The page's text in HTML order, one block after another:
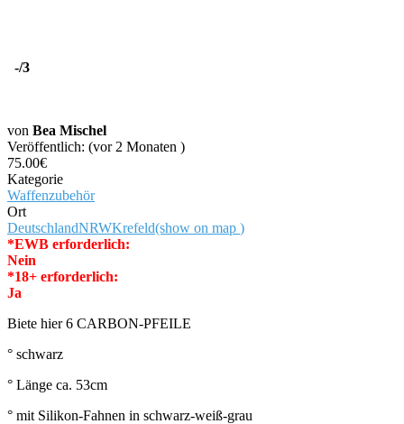
-/3
von Bea Mischel
Veröffentlich: (vor 2 Monaten )
75.00€
Kategorie
Waffenzubehör
Ort
DeutschlandNRWKrefeld(show on map )
*EWB erforderlich:
Nein
*18+ erforderlich:
Ja
Biete hier 6 CARBON-PFEILE
° schwarz
° Länge ca. 53cm
° mit Silikon-Fahnen in schwarz-weiß-grau